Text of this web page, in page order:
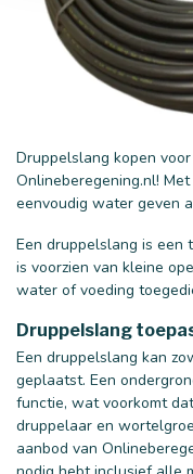
Druppelslang kopen
Onlineberegening.nl!
eenvoudig water geven
Een druppelslang is een
is voorzien van kleine
water of voeding
Druppelslang
Een druppelslang kan
geplaatst. Een
functie, wat voorkomt
druppelaar en
aanbod van